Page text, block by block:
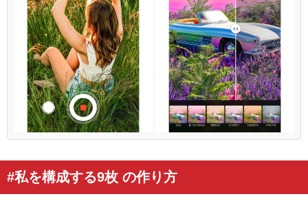
#私を構成する9枚 の作り方